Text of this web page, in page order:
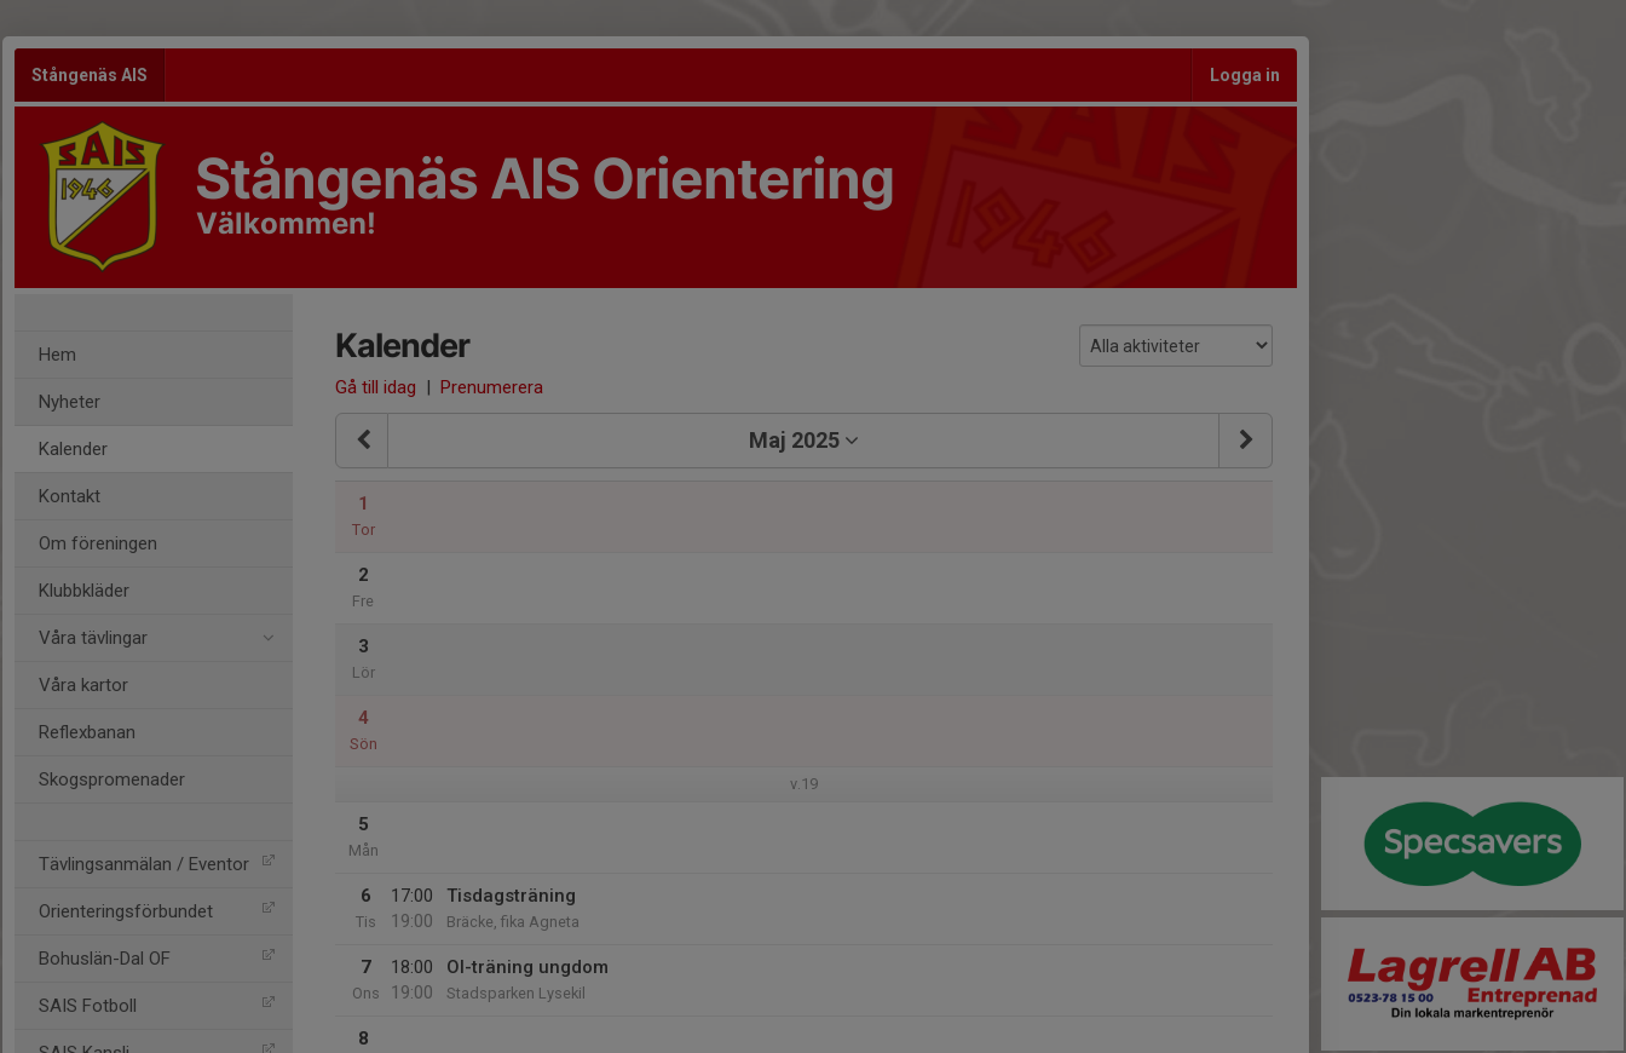
Stångenäs AIS Logga in
Stångenäs AIS Orientering
Välkommen!
Hem
Nyheter
Kalender
Kontakt
Om föreningen
Klubbkläder
Våra tävlingar
Våra kartor
Reflexbanan
Skogspromenader
Tävlingsanmälan / Eventor
Orienteringsförbundet
Bohuslän-Dal OF
SAIS Fotboll
Kalender
Gå till idag | Prenumerera
Maj 2025
1
Tor
2
Fre
3
Lör
4
Sön
v.19
5
Mån
6
Tis
17:00
19:00
Tisdagsträning
Bräcke, fika Agneta
7
Ons
18:00
19:00
Ol-träning ungdom
Stadsparken Lysekil
8